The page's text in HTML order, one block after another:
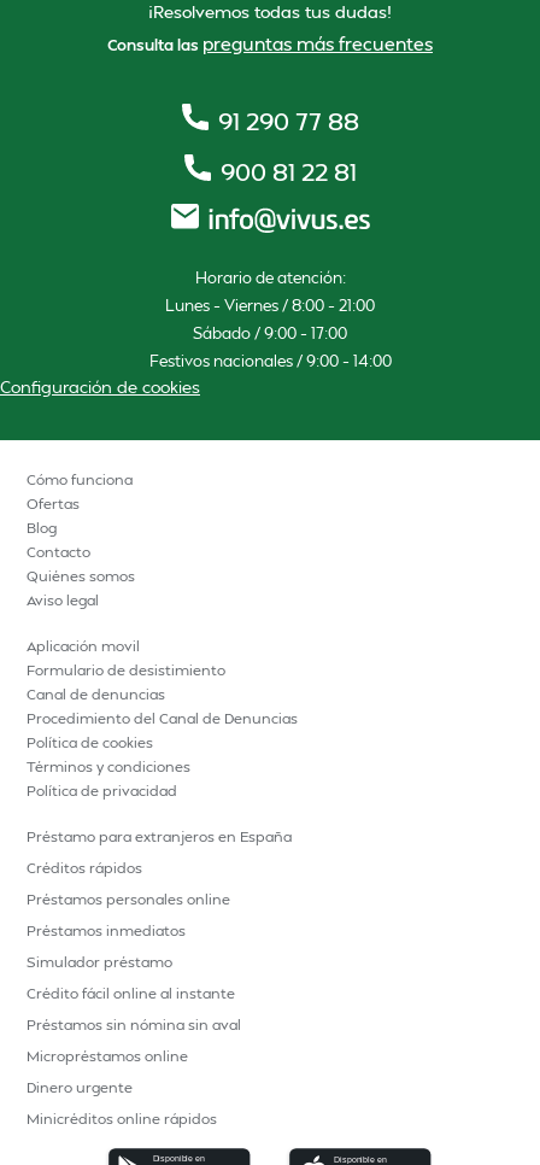
¡Resolvemos todas tus dudas!
Consulta las preguntas más frecuentes
91 290 77 88
900 81 22 81
Horario de atención:
Lunes – Viernes / 8:00 – 21:00
Sábado / 9:00 – 17:00
Festivos nacionales / 9:00 – 14:00
Configuración de cookies
Cómo funciona
Ofertas
Blog
Contacto
Quiénes somos
Aviso legal
Aplicación movil
Formulario de desistimiento
Canal de denuncias
Procedimiento del Canal de Denuncias
Política de cookies
Términos y condiciones
Política de privacidad
Préstamo para extranjeros en España
Créditos rápidos
Préstamos personales online
Préstamos inmediatos
Simulador préstamo
Crédito fácil online al instante
Préstamos sin nómina sin aval
Micropréstamos online
Dinero urgente
Minicréditos online rápidos